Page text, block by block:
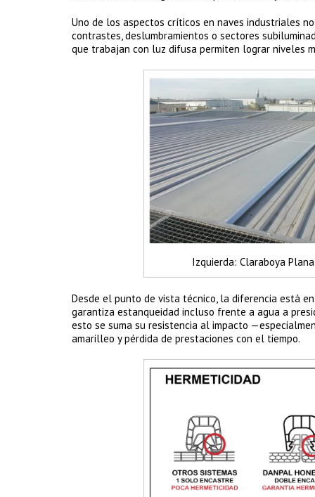
Uno de los aspectos críticos en naves industriales
contrastes, deslumbramientos o sectores
que trabajan con luz difusa permiten lograr niveles
Izquierda: Claraboya Plana
Desde el punto de vista técnico, la diferencia está
garantiza estanqueidad incluso frente a agua a
esto se suma su resistencia al impacto
amarilleo y pérdida de prestaciones con el tiempo.